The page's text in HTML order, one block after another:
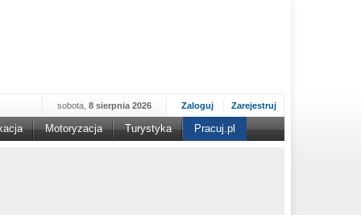
Zaloguj Zarejestruj
sobota, 8 sierpnia 2026
Motoryzacja Turystyka Pracuj.pl